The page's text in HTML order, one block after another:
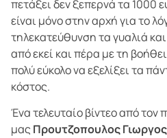
πετάξει δεν ξεπερνά τα 1000
είναι μόνο στην αρχή για το
τηλεκατεύθυνση τα γυαλιά
από εκεί και πέρα με τη
πολύ εύκολο να εξελίξει τα
κόστος.
Ένα τελευταίο βίντεο από
μας Προυτζοπουλος